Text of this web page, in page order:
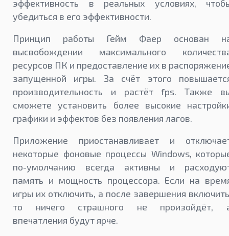
эффективность в реальных условиях,
убедиться в его эффективности.
Принцип работы Гейм Фаер основан
высвобождении максимального
ресурсов ПК и предоставление их в
запущенной игры. За счёт этого
производительность и растёт fps. Также
сможете установить более высокие
графики и эффектов без появления лагов.
Приложение приостанавливает и
некоторые фоновые процессы Windows,
по-умолчанию всегда активны и
память и мощность процессора. Если на
игры их отключить, а после завершения
то ничего страшного не произойдёт,
впечатления будут ярче.